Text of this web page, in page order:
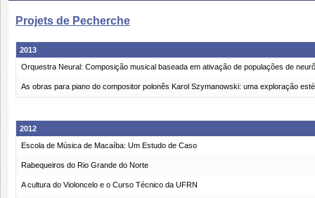
Projets de Pecherche
2013
Orquestra Neural: Composição musical baseada em ativação de populações de
As obras para piano do compositor polonês Karol Szymanowski: uma exploração
2012
Escola de Música de Macaíba: Um Estudo de Caso
Rabequeiros do Rio Grande do Norte
A cultura do Violoncelo e o Curso Técnico da UFRN